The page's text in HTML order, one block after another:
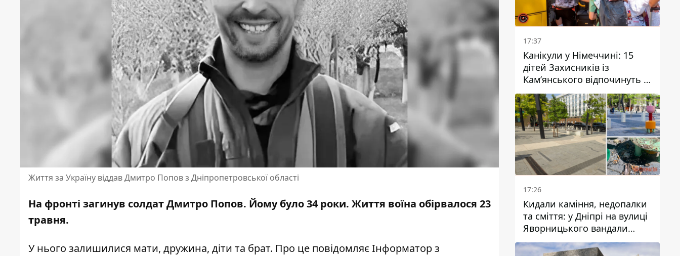
Життя за Україну віддав Дмитро Попов з Дніпропетровської області
На фронті загинув солдат Дмитро Попов. Йому було 34 роки. Життя воїна обірвалося 23
травня.
У нього залишилися мати, дружина, діти та брат. Про це повідомляє Інформатор з
17:37
Канікули у Німеччині: 15
дітей Захисників із
Кам’янського відпочинуть у
Вупперталі
17:26
Кидали каміння, недопалки
та сміття: у Дніпрі на вулиці
Яворницького вандали
пошкодили питні фонтани